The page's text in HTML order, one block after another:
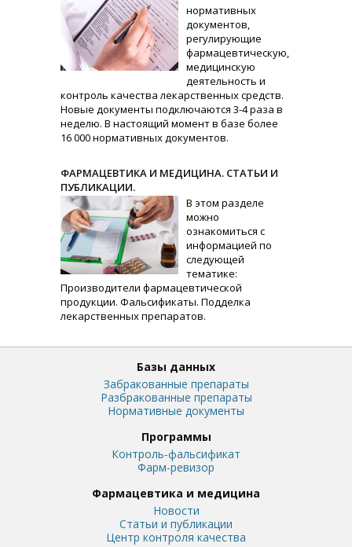
нормативных
документов,
регулирующие
фармацевтическую,
медицинскую
деятельность и
контроль качества лекарственных средств.
Новые документы подключаются 3-4 раза в
неделю. В настоящий момент в базе более
16 000 нормативных документов.
ФАРМАЦЕВТИКА И МЕДИЦИНА. СТАТЬИ И
ПУБЛИКАЦИИ.
В этом разделе
можно
ознакомиться с
информацией по
следующей
тематике:
Производители фармацевтической
продукции. Фальсификаты. Подделка
лекарственных препаратов.
Базы данных
Забракованные препараты
Разбракованные препараты
Нормативные документы
Программы
Контроль-фальсификат
Фарм-ревизор
Фармацевтика и медицина
Новости
Статьи и публикации
Центр контроля качества